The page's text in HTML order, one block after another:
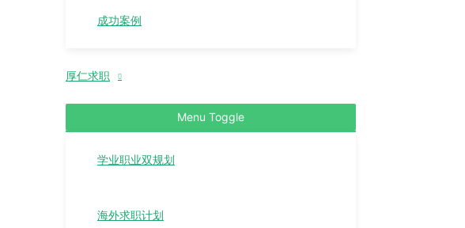
成功案例
厚仁求职
Menu Toggle
学业职业双规划
海外求职计划